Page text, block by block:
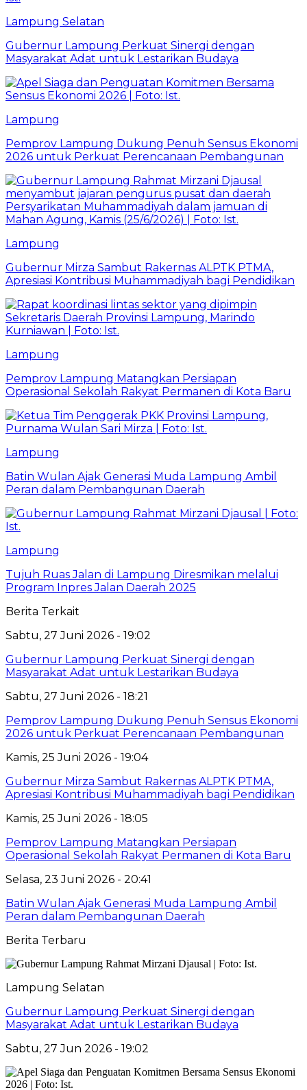
Lampung Selatan
Gubernur Lampung Perkuat Sinergi dengan
Masyarakat Adat untuk Lestarikan Budaya
Lampung
Pemprov Lampung Dukung Penuh Sensus Ekonomi
2026 untuk Perkuat Perencanaan Pembangunan
Lampung
Gubernur Mirza Sambut Rakernas ALPTK PTMA,
Apresiasi Kontribusi Muhammadiyah bagi Pendidikan
Lampung
Pemprov Lampung Matangkan Persiapan
Operasional Sekolah Rakyat Permanen di Kota Baru
Lampung
Batin Wulan Ajak Generasi Muda Lampung Ambil
Peran dalam Pembangunan Daerah
Lampung
Tujuh Ruas Jalan di Lampung Diresmikan melalui
Program Inpres Jalan Daerah 2025
Berita Terkait
Sabtu, 27 Juni 2026 - 19:02
Gubernur Lampung Perkuat Sinergi dengan
Masyarakat Adat untuk Lestarikan Budaya
Sabtu, 27 Juni 2026 - 18:21
Pemprov Lampung Dukung Penuh Sensus Ekonomi
2026 untuk Perkuat Perencanaan Pembangunan
Kamis, 25 Juni 2026 - 19:04
Gubernur Mirza Sambut Rakernas ALPTK PTMA,
Apresiasi Kontribusi Muhammadiyah bagi Pendidikan
Kamis, 25 Juni 2026 - 18:05
Pemprov Lampung Matangkan Persiapan
Operasional Sekolah Rakyat Permanen di Kota Baru
Selasa, 23 Juni 2026 - 20:41
Batin Wulan Ajak Generasi Muda Lampung Ambil
Peran dalam Pembangunan Daerah
Berita Terbaru
Lampung Selatan
Gubernur Lampung Perkuat Sinergi dengan
Masyarakat Adat untuk Lestarikan Budaya
Sabtu, 27 Jun 2026 - 19:02